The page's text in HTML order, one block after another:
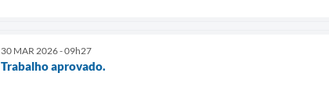
30 MAR 2026 - 09h27
Trabalho aprovado.